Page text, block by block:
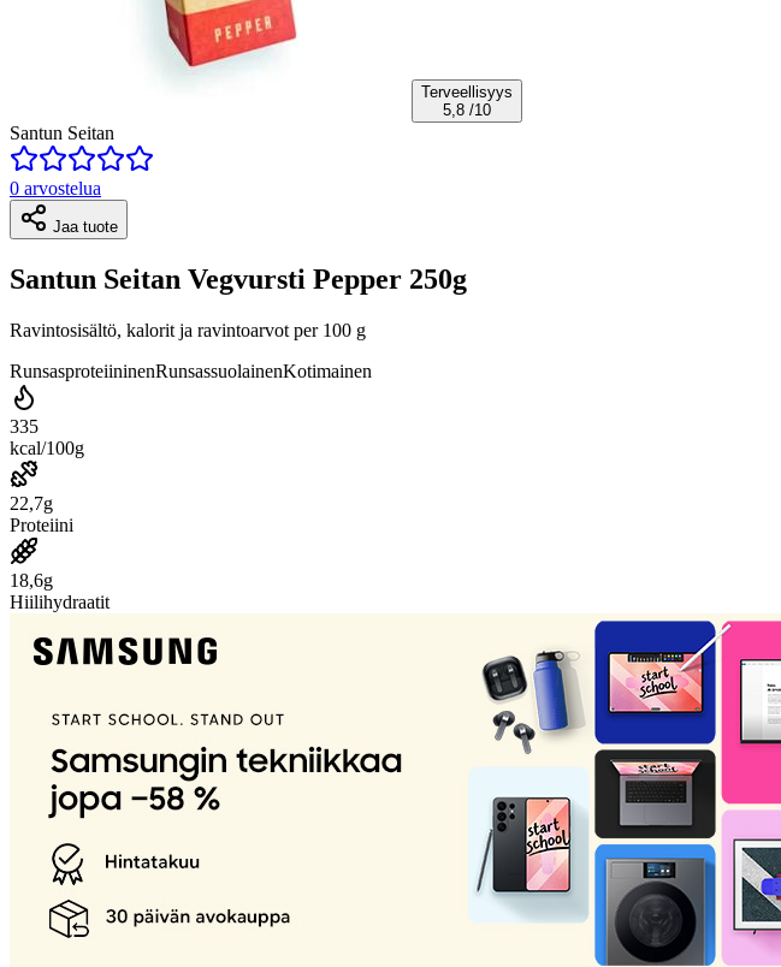
Terveellisyys
5,8 /10
Santun Seitan
0 arvostelua
Jaa tuote
Santun Seitan Vegvursti Pepper 250g
Ravintosisältö, kalorit ja ravintoarvot per 100 g
RunsasproteiininenRunsassuolainenKotimainen
335
kcal/100g
22,7g
Proteiini
18,6g
Hiilihydraatit